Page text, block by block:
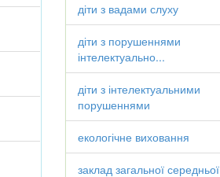
діти з вадами слуху
діти з порушеннями
інтелектуально...
діти з інтелектуальними
порушеннями
екологічне виховання
заклад загальної середньої